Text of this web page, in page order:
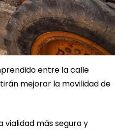
entre la calle
mejorar la movilidad de
vialidad más segura y